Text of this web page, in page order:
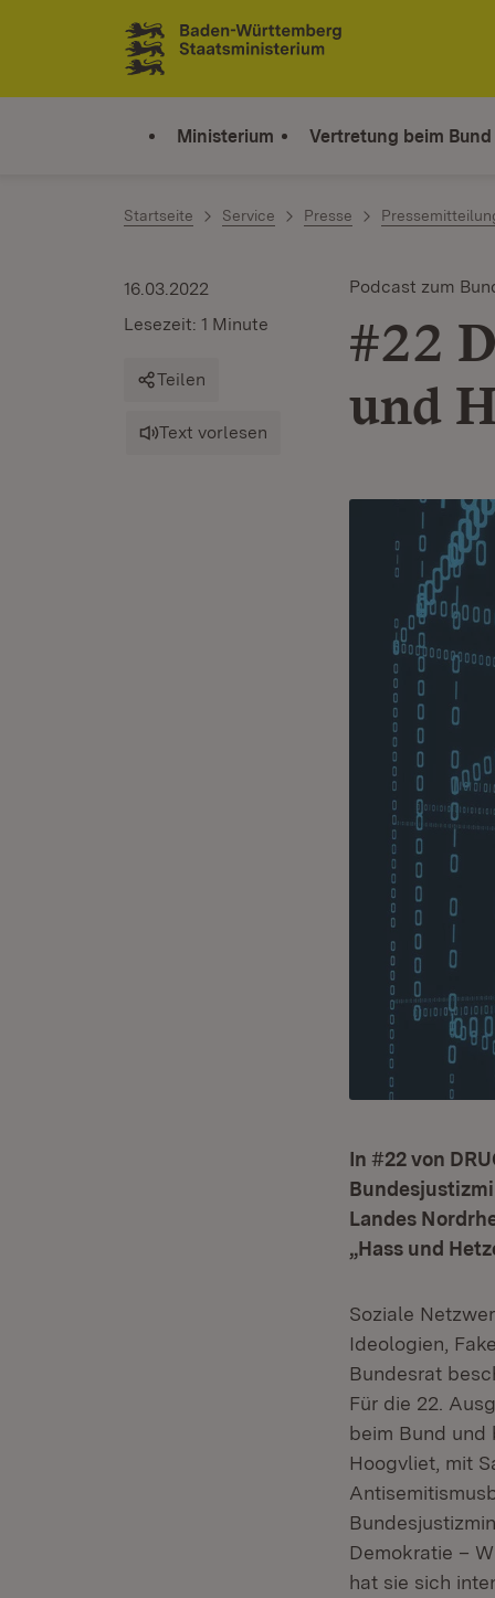
Zum Inhalt springen
Link zur Startseite
Ministerium Vertretung beim Bund
Startseite Service Presse
Podcast zum
#22
und
16.03.2022
Lesezeit: 1 Minute
Teilen
Text vorlesen
In #22 von
Landes
„Hass und
Soziale
Ideologien,
Bundesrat
Für die 22.
beim Bund und
Hoogvliet, mit
Demokratie –
hat sie sich